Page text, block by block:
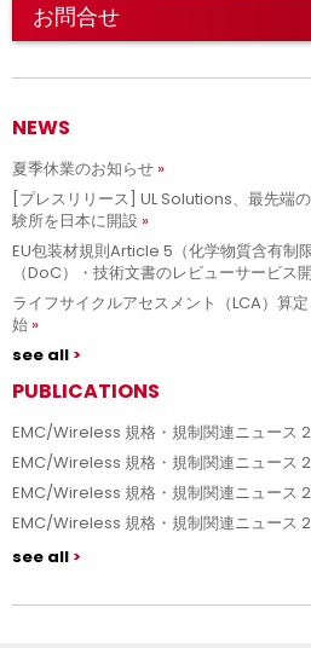
お問合せ
NEWS
夏季休業のお知らせ
[プレスリリース] UL Solutions、最先端
験所を日本に開設
EU包装材規則Article 5（化学物質含有
（DoC）・技術文書のレビューサービス
ライフサイクルアセスメント（LCA）算
始
see all
PUBLICATIONS
EMC/Wireless 規格・規制関連ニュース
EMC/Wireless 規格・規制関連ニュース
EMC/Wireless 規格・規制関連ニュース
EMC/Wireless 規格・規制関連ニュース
see all